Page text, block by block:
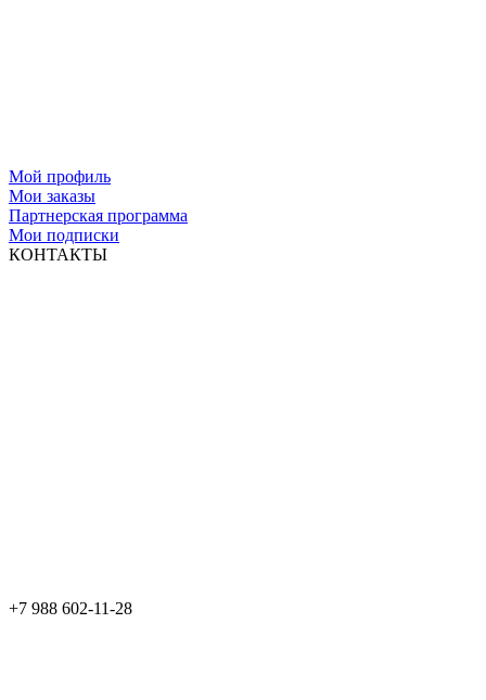
Мой профиль
Мои заказы
Партнерская программа
Мои подписки
КОНТАКТЫ
+7 988 602-11-28